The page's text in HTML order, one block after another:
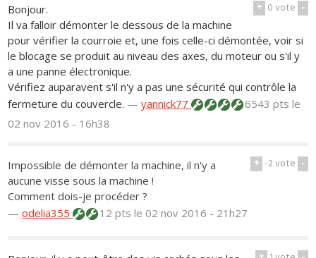
+ 0vote -
Bonjour.
Il va falloir démonter le dessous de la machine
pour vérifier la courroie et, une fois celle-ci démontée, voir si
le blocage se produit au niveau des axes, du moteur ou s'il y
a une panne électronique.
Vérifiez auparavent s'il n'y a pas une sécurité qui contrôle la
fermeture du couvercle. —yannick77 6543 ptsle
02 nov 2016 - 16h38
+ -2vote -
Impossible de démonter la machine, il n'y a
aucune visse sous la machine !
Comment dois-je procéder ?
—odelia355 12 ptsle 02 nov 2016 - 21h27